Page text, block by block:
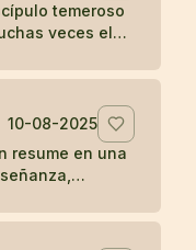
temeroso
veces el
paso es lo que
10-08-2025
resume en una